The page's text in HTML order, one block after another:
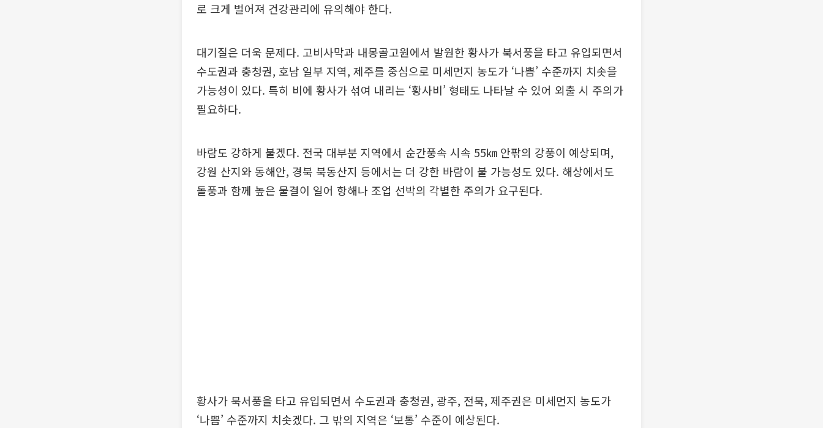
로 크게 벌어져 건강관리에 유의해야 한다.
대기질은 더욱 문제다. 고비사막과 내몽골고원에서 발원한 황사가 북서풍을 타고 유입되면서
수도권과 충청권, 호남 일부 지역, 제주를 중심으로 미세먼지 농도가 ‘나쁨’ 수준까지 치솟을
가능성이 있다. 특히 비에 황사가 섞여 내리는 ‘황사비’ 형태도 나타날 수 있어 외출 시 주의가
필요하다.
바람도 강하게 불겠다. 전국 대부분 지역에서 순간풍속 시속 55㎞ 안팎의 강풍이 예상되며,
강원 산지와 동해안, 경북 북동산지 등에서는 더 강한 바람이 불 가능성도 있다. 해상에서도
돌풍과 함께 높은 물결이 일어 항해나 조업 선박의 각별한 주의가 요구된다.
황사가 북서풍을 타고 유입되면서 수도권과 충청권, 광주, 전북, 제주권은 미세먼지 농도가
‘나쁨’ 수준까지 치솟겠다. 그 밖의 지역은 ‘보통’ 수준이 예상된다.